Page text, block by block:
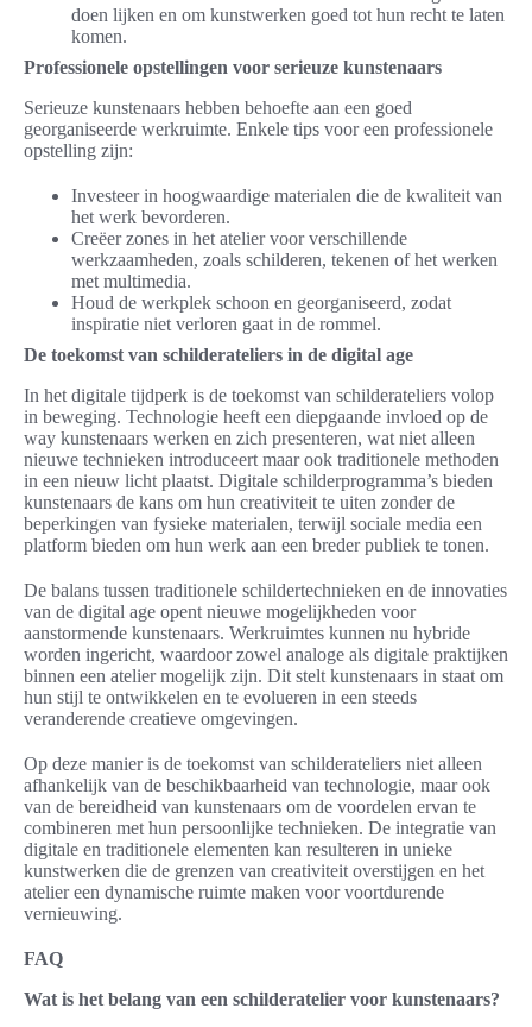
doen lijken en om kunstwerken goed tot hun recht te laten
komen.
Professionele opstellingen voor serieuze kunstenaars
Serieuze kunstenaars hebben behoefte aan een goed
georganiseerde werkruimte. Enkele tips voor een professionele
opstelling zijn:
Investeer in hoogwaardige materialen die de kwaliteit van
het werk bevorderen.
Creëer zones in het atelier voor verschillende
werkzaamheden, zoals schilderen, tekenen of het werken
met multimedia.
Houd de werkplek schoon en georganiseerd, zodat
inspiratie niet verloren gaat in de rommel.
De toekomst van schilderateliers in de digital age
In het digitale tijdperk is de toekomst van schilderateliers volop
in beweging. Technologie heeft een diepgaande invloed op de
way kunstenaars werken en zich presenteren, wat niet alleen
nieuwe technieken introduceert maar ook traditionele methoden
in een nieuw licht plaatst. Digitale schilderprogramma’s bieden
kunstenaars de kans om hun creativiteit te uiten zonder de
beperkingen van fysieke materialen, terwijl sociale media een
platform bieden om hun werk aan een breder publiek te tonen.
De balans tussen traditionele schildertechnieken en de innovaties
van de digital age opent nieuwe mogelijkheden voor
aanstormende kunstenaars. Werkruimtes kunnen nu hybride
worden ingericht, waardoor zowel analoge als digitale praktijken
binnen een atelier mogelijk zijn. Dit stelt kunstenaars in staat om
hun stijl te ontwikkelen en te evolueren in een steeds
veranderende creatieve omgevingen.
Op deze manier is de toekomst van schilderateliers niet alleen
afhankelijk van de beschikbaarheid van technologie, maar ook
van de bereidheid van kunstenaars om de voordelen ervan te
combineren met hun persoonlijke technieken. De integratie van
digitale en traditionele elementen kan resulteren in unieke
kunstwerken die de grenzen van creativiteit overstijgen en het
atelier een dynamische ruimte maken voor voortdurende
vernieuwing.
FAQ
Wat is het belang van een schilderatelier voor kunstenaars?